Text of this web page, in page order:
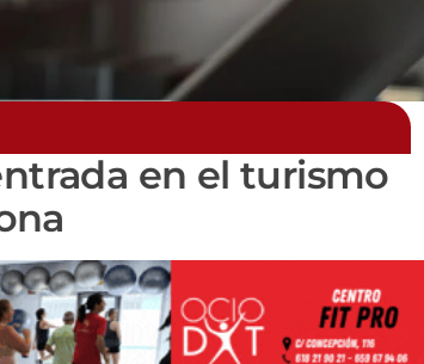
en el turismo